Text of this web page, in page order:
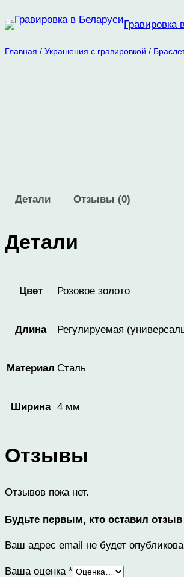
к
Гравировка
Главная / Украшения с гравировкой /
Детали Отзывы (0)
Детали
Цвет Розовое золото
Длина Регулируемая
Материал Сталь
Ширина 4 мм
Отзывы
Отзывов пока нет.
Будьте первым, кто оставил
Ваш адрес email не будет
Ваша оценка *